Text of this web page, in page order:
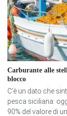
Carburante alle
blocco
C’è un dato che
pesca siciliana:
90% del valore di